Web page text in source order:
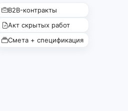
B2B-контракты
Акт скрытых работ
Смета + спецификация